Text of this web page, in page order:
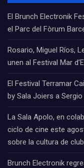
El Brunch Electronik
el Parc del Fòrum
Rosario, Miguel Ríos,
unen al Festival Mar
El Festival Terramar
by Sala Joiers a Sergio
La Sala Apolo, en
ciclo de cine este
sobre la cultura de club
Brunch Electronik